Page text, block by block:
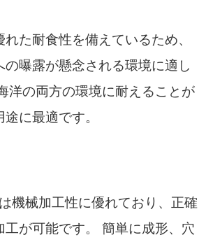
た耐食性を備えているため、
曝露が懸念される環境に適し
洋の両方の環境に耐えることが
に最適です。
機械加工性に優れており、正確
が可能です。 簡単に成形、穴